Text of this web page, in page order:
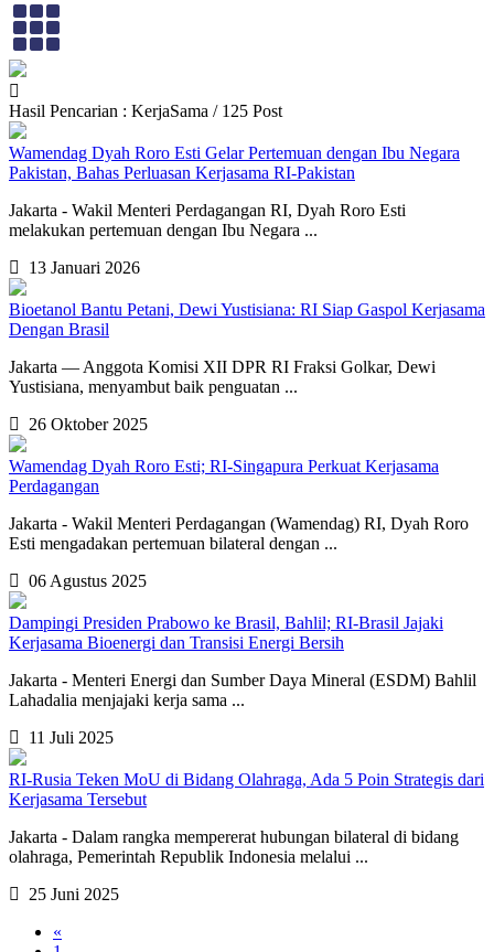
Hasil Pencarian : KerjaSama / 125 Post
Wamendag Dyah Roro Esti Gelar Pertemuan dengan Ibu Negara
Pakistan, Bahas Perluasan Kerjasama RI-Pakistan
Jakarta - Wakil Menteri Perdagangan RI, Dyah Roro Esti
melakukan pertemuan dengan Ibu Negara ...
13 Januari 2026
Bioetanol Bantu Petani, Dewi Yustisiana: RI Siap Gaspol Kerjasama
Dengan Brasil
Jakarta — Anggota Komisi XII DPR RI Fraksi Golkar, Dewi
Yustisiana, menyambut baik penguatan ...
26 Oktober 2025
Wamendag Dyah Roro Esti; RI-Singapura Perkuat Kerjasama
Perdagangan
Jakarta - Wakil Menteri Perdagangan (Wamendag) RI, Dyah Roro
Esti mengadakan pertemuan bilateral dengan ...
06 Agustus 2025
Dampingi Presiden Prabowo ke Brasil, Bahlil; RI-Brasil Jajaki
Kerjasama Bioenergi dan Transisi Energi Bersih
Jakarta - Menteri Energi dan Sumber Daya Mineral (ESDM) Bahlil
Lahadalia menjajaki kerja sama ...
11 Juli 2025
RI-Rusia Teken MoU di Bidang Olahraga, Ada 5 Poin Strategis dari
Kerjasama Tersebut
Jakarta - Dalam rangka mempererat hubungan bilateral di bidang
olahraga, Pemerintah Republik Indonesia melalui ...
25 Juni 2025
«